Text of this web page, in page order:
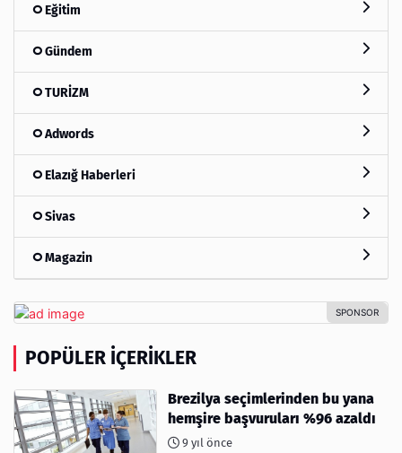
Eğitim
Gündem
TURİZM
Adwords
Elazığ Haberleri
Sivas
Magazin
POPÜLER İÇERIKLER
Brezilya seçimlerinden bu yana
hemşire başvuruları %96 azaldı
9 yıl önce